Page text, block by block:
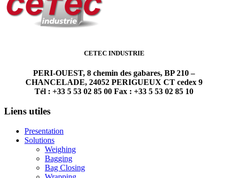
CETEC INDUSTRIE
PERI-OUEST, 8 chemin des gabares, BP 210 –
CHANCELADE, 24052 PERIGUEUX CT cedex 9
Tél : +33 5 53 02 85 00 Fax : +33 5 53 02 85 10
Liens utiles
Presentation
Solutions
Weighing
Bagging
Bag Closing